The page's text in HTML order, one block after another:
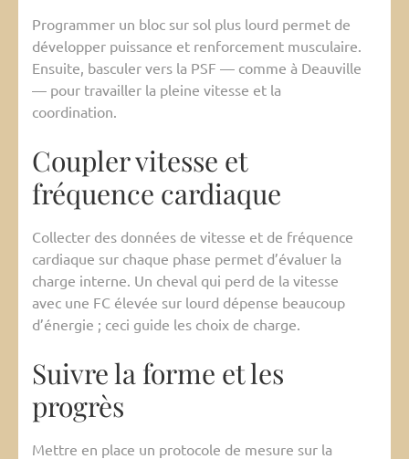
Programmer un bloc sur sol plus lourd permet de
développer puissance et renforcement musculaire.
Ensuite, basculer vers la PSF — comme à Deauville
— pour travailler la pleine vitesse et la
coordination.
Coupler vitesse et
fréquence cardiaque
Collecter des données de vitesse et de fréquence
cardiaque sur chaque phase permet d’évaluer la
charge interne. Un cheval qui perd de la vitesse
avec une FC élevée sur lourd dépense beaucoup
d’énergie ; ceci guide les choix de charge.
Suivre la forme et les
progrès
Mettre en place un protocole de mesure sur la